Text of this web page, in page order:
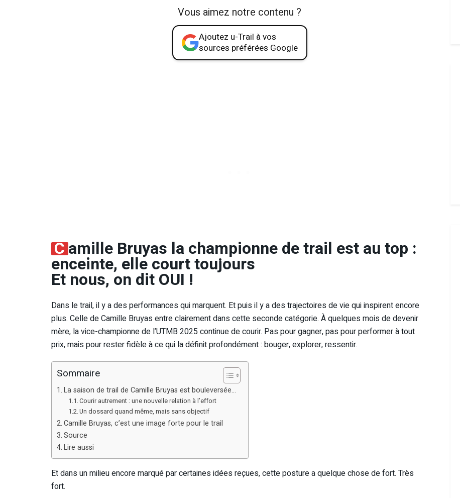
Vous aimez notre contenu ?
Ajoutez u-Trail à vos
sources préférées Google
Camille Bruyas la championne de trail est au top :
enceinte, elle court toujours
Et nous, on dit OUI !
Dans le trail, il y a des performances qui marquent. Et puis il y a des trajectoires de vie qui inspirent encore
plus. Celle de Camille Bruyas entre clairement dans cette seconde catégorie. À quelques mois de devenir
mère, la vice-championne de l’UTMB 2025 continue de courir. Pas pour gagner, pas pour performer à tout
prix, mais pour rester fidèle à ce qui la définit profondément : bouger, explorer, ressentir.
Sommaire
La saison de trail de Camille Bruyas est bouleversée…
Courir autrement : une nouvelle relation à l’effort
Un dossard quand même, mais sans objectif
Camille Bruyas, c’est une image forte pour le trail
Source
Lire aussi
Et dans un milieu encore marqué par certaines idées reçues, cette posture a quelque chose de fort. Très
fort.